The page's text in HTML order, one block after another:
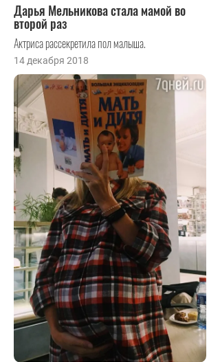
Дарья Мельникова стала мамой во
второй раз
Актриса рассекретила пол малыша.
14 декабря 2018